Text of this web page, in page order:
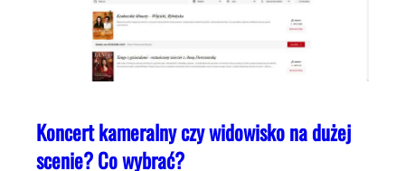
Koncert kameralny czy widowisko na dużej
scenie? Co wybrać?